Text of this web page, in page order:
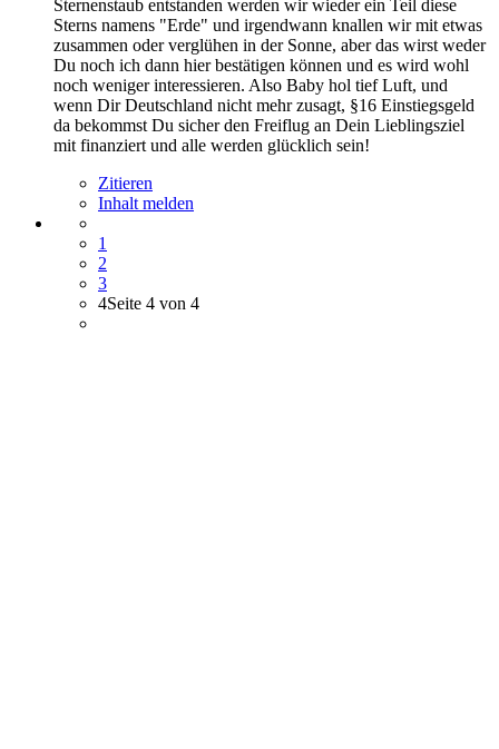
Sternenstaub entstanden werden wir wieder ein Teil diese
Sterns namens "Erde" und irgendwann knallen wir mit etwas
zusammen oder verglühen in der Sonne, aber das wirst weder
Du noch ich dann hier bestätigen können und es wird wohl
noch weniger interessieren. Also Baby hol tief Luft, und
wenn Dir Deutschland nicht mehr zusagt, §16 Einstiegsgeld
da bekommst Du sicher den Freiflug an Dein Lieblingsziel
mit finanziert und alle werden glücklich sein!
Zitieren
Inhalt melden
1
2
3
4Seite 4 von 4